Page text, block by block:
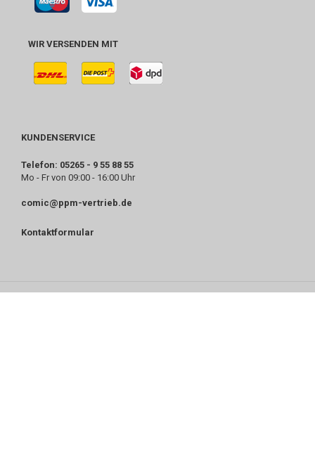
WIR VERSENDEN MIT
KUNDENSERVICE
Telefon: 05265 - 9 55 88 55
Mo - Fr von 09:00 - 16:00 Uhr
comic@ppm-vertrieb.de
Kontaktformular